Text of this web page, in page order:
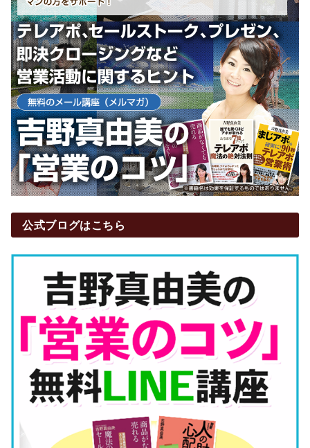
公式ブログはこちら